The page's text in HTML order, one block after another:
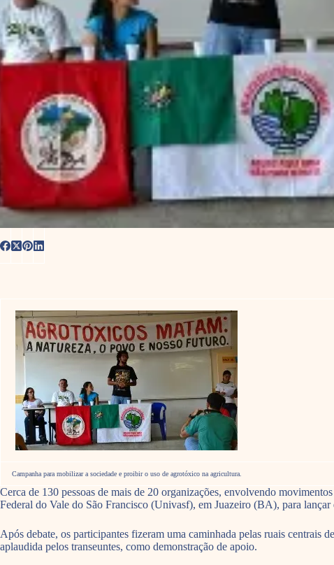
Campanha para mobilizar a sociedade e proibir o uso de agrotóxico na agricultura.
Cerca de 130 pessoas de mais de 20 organizações, envolvendo
Federal do Vale do São Francisco (Univasf), em Juazeiro (BA), para
Após debate, os participantes fizeram uma caminhada pelas ruais
aplaudida pelos transeuntes, como demonstração de apoio.